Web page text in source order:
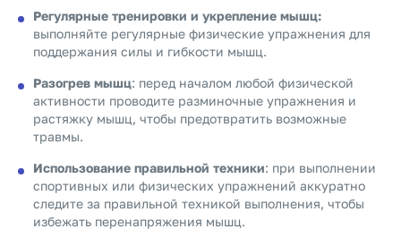
Регулярные тренировки и укрепление мышц:
выполняйте регулярные физические упражнения для
поддержания силы и гибкости мышц.
Разогрев мышц: перед началом любой физической
активности проводите разминочные упражнения и
растяжку мышц, чтобы предотвратить возможные
травмы.
Использование правильной техники: при выполнении
спортивных или физических упражнений аккуратно
следите за правильной техникой выполнения, чтобы
избежать перенапряжения мышц.